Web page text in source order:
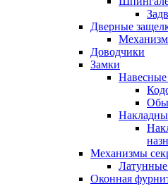
Дверные
Доводчики
Замки
Навесные
Механизмы
Латунные
Оконная